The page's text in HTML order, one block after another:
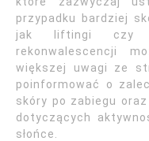
przypadku bardziej
jak liftingi czy
rekonwalescencji
większej uwagi ze
poinformować o
skóry po zabiegu
dotyczących
słońce.